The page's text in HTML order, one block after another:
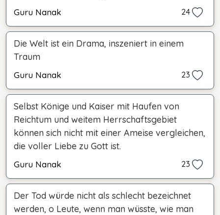
Guru Nanak 24
Die Welt ist ein Drama, inszeniert in einem
Traum
Guru Nanak 23
Selbst Könige und Kaiser mit Haufen von
Reichtum und weitem Herrschaftsgebiet
können sich nicht mit einer Ameise vergleichen,
die voller Liebe zu Gott ist.
Guru Nanak 23
Der Tod würde nicht als schlecht bezeichnet
werden, o Leute, wenn man wüsste, wie man